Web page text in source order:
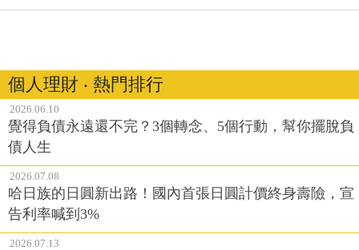
個人理財 ‧ 熱門排行
2026.06.10
覺得負債永遠還不完？3個轉念、5個行動，幫你擺脫負
債人生
2026.07.08
哈日族的日圓新出路！國內首張日圓計價終身壽險，宣
告利率喊到3%
2026.07.13